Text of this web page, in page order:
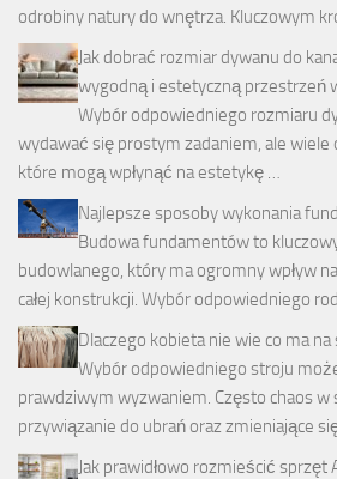
odrobiny natury do wnętrza. Kluczowym
Jak dobrać rozmiar dywanu do
wygodną i estetyczną przestrzeń
Wybór odpowiedniego rozmiaru
wydawać się prostym zadaniem, ale wiele
które mogą wpłynąć na estetykę …
Najlepsze sposoby wykonania
Budowa fundamentów to
budowlanego, który ma ogromny wpływ
całej konstrukcji. Wybór odpowiedniego
Dlaczego kobieta nie wie co ma na
Wybór odpowiedniego stroju
prawdziwym wyzwaniem. Często chaos w
przywiązanie do ubrań oraz zmieniające
Jak prawidłowo rozmieścić sprzęt